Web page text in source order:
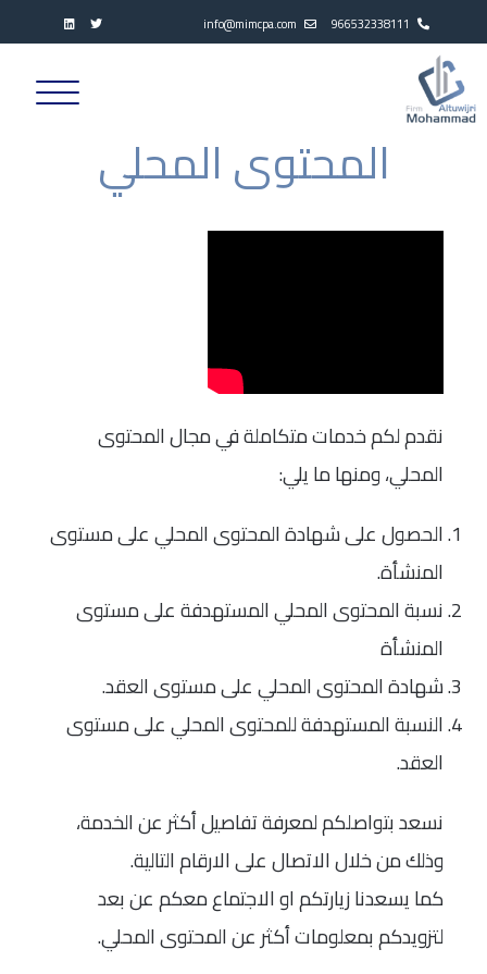
966532338111
info@mimcpa.com
المحتوى المحلي
نقدم لكم خدمات متكاملة في مجال المحتوى
المحلي، ومنها ما يلي:
الحصول على شهادة المحتوى المحلي على مستوى
المنشأة.
نسبة المحتوى المحلي المستهدفة على مستوى
المنشأة
شهادة المحتوى المحلي على مستوى العقد.
النسبة المستهدفة للمحتوى المحلي على مستوى
العقد.
نسعد بتواصلكم لمعرفة تفاصيل أكثر عن الخدمة،
وذلك من خلال الاتصال على الارقام التالية.
كما يسعدنا زيارتكم او الاجتماع معكم عن بعد
لتزويدكم بمعلومات أكثر عن المحتوى المحلي.